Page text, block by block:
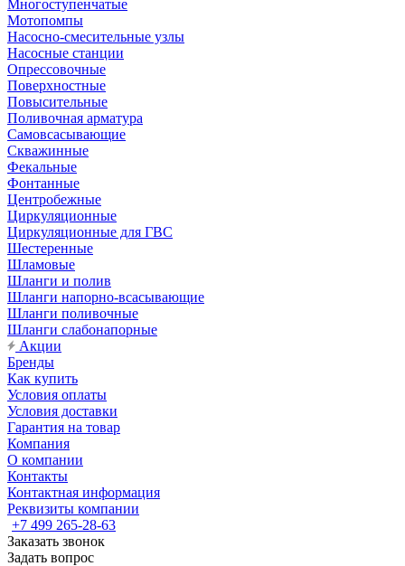
Многоступенчатые
Мотопомпы
Насосно-смесительные узлы
Насосные станции
Опрессовочные
Поверхностные
Повысительные
Поливочная арматура
Самовсасывающие
Скважинные
Фекальные
Фонтанные
Центробежные
Циркуляционные
Циркуляционные для ГВС
Шестеренные
Шламовые
Шланги и полив
Шланги напорно-всасывающие
Шланги поливочные
Шланги слабонапорные
Акции
Бренды
Как купить
Условия оплаты
Условия доставки
Гарантия на товар
Компания
О компании
Контакты
Контактная информация
Реквизиты компании
+7 499 265-28-63
Заказать звонок
Задать вопрос